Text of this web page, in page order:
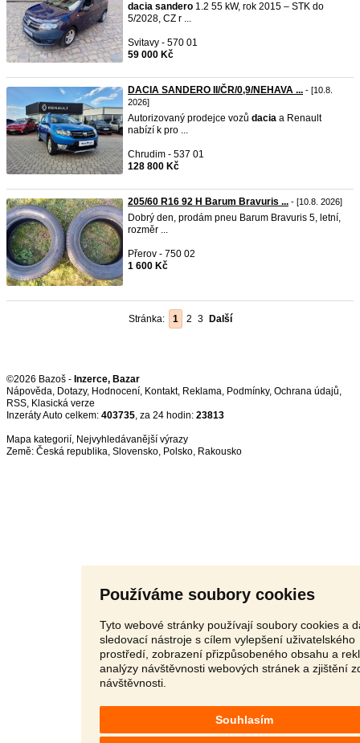
Používáme soubory cookies
Tyto webové stránky používají soubory cookies a
sledovací nástroje s cílem vylepšení uživatelského
prostředí, zobrazení přizpůsobeného obsahu a
analýzy návštěvnosti webových stránek a zjištění
návštěvnosti.
Souhlasím
dacia sandero 1.2 55 kW, rok 2015 – STK do
5/2028, CZ r ...
Svitavy - 570 01
59 000 Kč
DACIA SANDERO II/ČR/0,9/NEHAVA ... - [10.8.
2026]
Autorizovaný prodejce vozů dacia a Renault
nabízí k pro ...
Chrudim - 537 01
128 800 Kč
205/60 R16 92 H Barum Bravuris ... - [10.8. 2026]
Dobrý den, prodám pneu Barum Bravuris 5, letní,
rozměr ...
Přerov - 750 02
1 600 Kč
Stránka: 1 2 3 Další
©2026 Bazoš - Inzerce, Bazar
Nápověda, Dotazy, Hodnocení, Kontakt, Reklama, Podmínky, Ochrana údajů,
RSS,
Inzeráty Auto celkem: 403735, za 24 hodin: 23813
Mapa kategorií, Nejvyhledávanější výrazy
Země: Česká republika, Slovensko, Polsko, Rakousko